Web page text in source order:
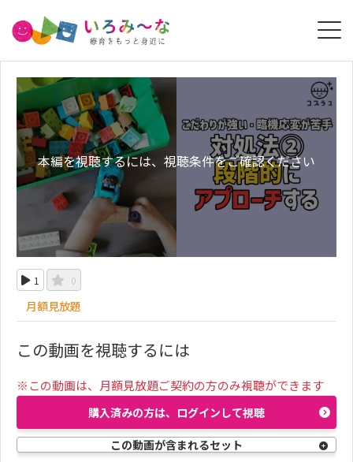
本編を視聴するには、視聴条件をご確認ください
1 0
月額見放題
この動画を視聴するには
※この動画は、月額見放題ご契約の方のみ視聴ができます
購入済みの方は、ログインして視聴
この動画が含まれるセット